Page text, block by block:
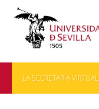
LA SECRETARÍA VIRTUAL